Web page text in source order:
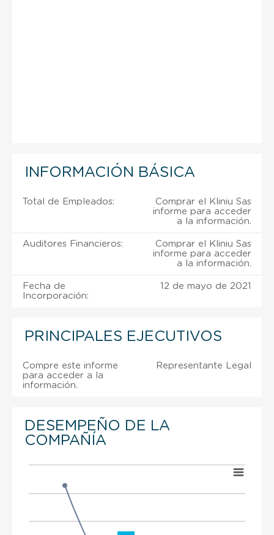
INFORMACIÓN BÁSICA
Total de Empleados:
Comprar el Kliniu Sas
informe para acceder
a la información.
Auditores Financieros:
Comprar el Kliniu Sas
informe para acceder
a la información.
Fecha de
Incorporación:
12 de mayo de 2021
PRINCIPALES EJECUTIVOS
Compre este informe
para acceder a la
información.
Representante Legal
DESEMPEÑO DE LA
COMPAÑÍA